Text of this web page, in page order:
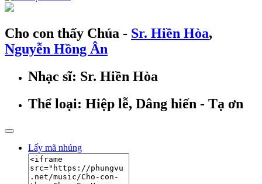
Cho con thấy Chúa - Sr. Hiền Hòa,
Nguyễn Hồng Ân
Nhạc sĩ: Sr. Hiền Hòa
Thể loại: Hiệp lễ, Dâng hiến - Tạ ơn
Lấy mã nhúng